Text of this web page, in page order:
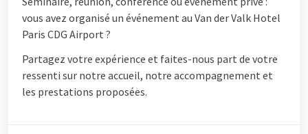
vous avez organisé un événement au Van der Valk Hotel
Paris CDG Airport ?
Partagez votre expérience et faites-nous part de votre
ressenti sur notre accueil, notre accompagnement et
les prestations proposées.